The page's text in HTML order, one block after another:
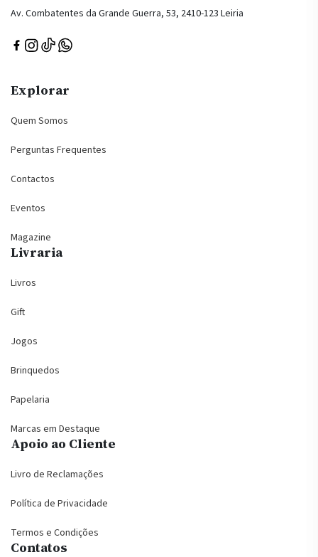
Av. Combatentes da Grande Guerra, 53, 2410-123 Leiria
Explorar
Quem Somos
Perguntas Frequentes
Contactos
Eventos
Magazine
Livraria
Livros
Gift
Jogos
Brinquedos
Papelaria
Marcas em Destaque
Apoio ao Cliente
Livro de Reclamações
Política de Privacidade
Termos e Condições
Contatos